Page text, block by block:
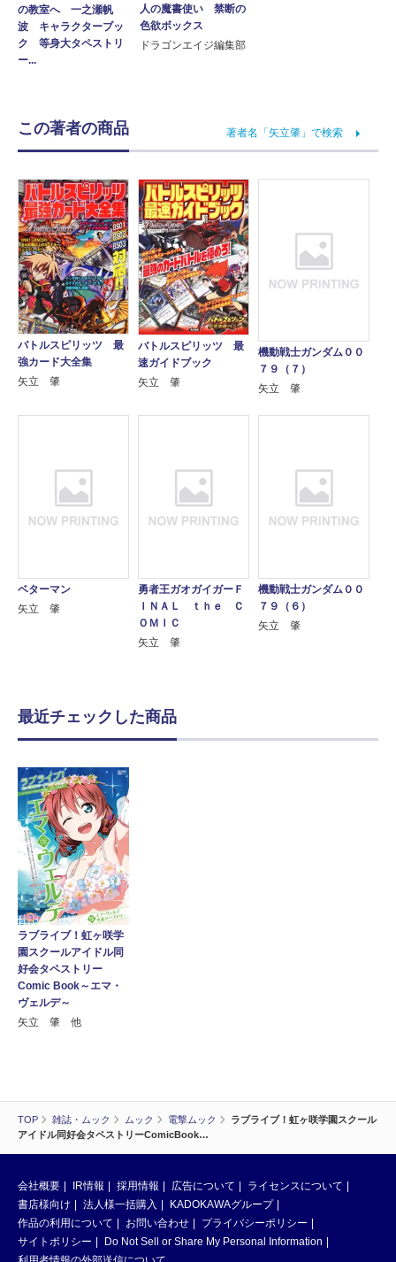
TOP 雑誌・ムック ムック 電撃ムック
ラブライブ！虹ヶ咲学園スクール
アイドル同好会タペストリーComicBook…
の教室へ 一之瀬帆
波 キャラクターブッ
ク 等身大タペストリ
ー...
人の魔書使い 禁断の
色欲ボックス
ドラゴンエイジ編集部
この著者の商品 著者名「矢立肇」で検索
バトルスピリッツ 最
強カード大全集
矢立 肇
バトルスピリッツ 最
速ガイドブック
矢立 肇
機動戦士ガンダム００
７９（７）
矢立 肇
ベターマン
矢立 肇
勇者王ガオガイガーＦ
ＩＮＡＬ ｔｈｅ Ｃ
ＯＭＩＣ
矢立 肇
機動戦士ガンダム００
７９（６）
矢立 肇
最近チェックした商品
ラブライブ！虹ヶ咲学
園スクールアイドル同
好会タペストリー
Comic Book～エマ・
ヴェルデ～
矢立 肇 他
会社概要 IR情報 採用情報 広告について
ライセンスについて
書店様向け
法人様一括購入
KADOKAWAグループ
作品の利用について
お問い合わせ
プライバシーポリシー
サイトポリシー
Do Not Sell or Share My Personal Information